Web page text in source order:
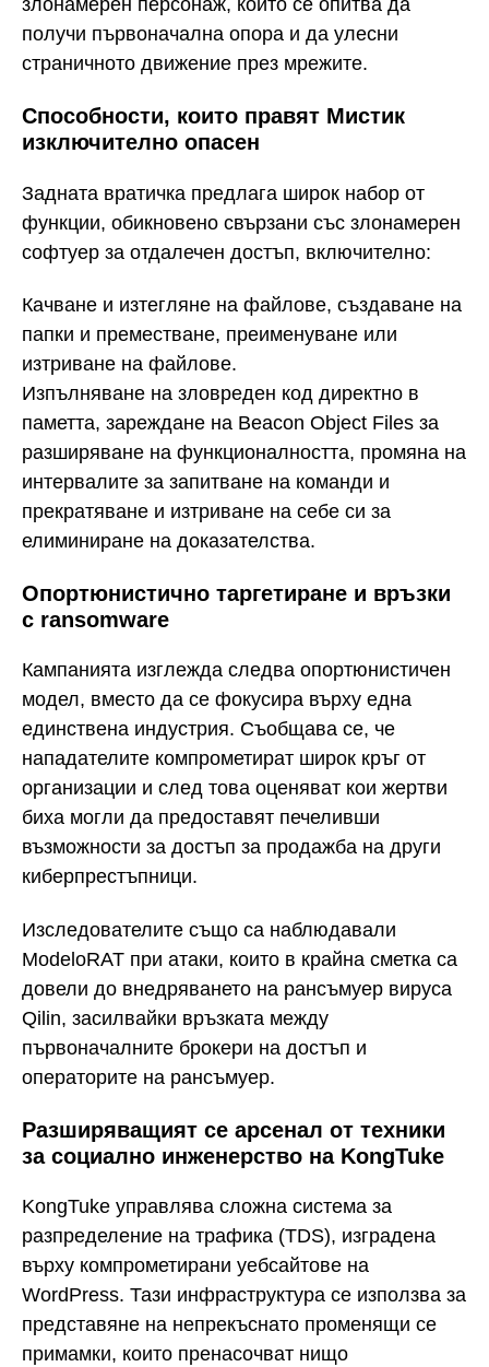
злонамерен персонаж, който се опитва да
получи първоначална опора и да улесни
страничното движение през мрежите.
Способности, които правят Мистик
изключително опасен
Задната вратичка предлага широк набор от
функции, обикновено свързани със злонамерен
софтуер за отдалечен достъп, включително:
Качване и изтегляне на файлове, създаване на
папки и преместване, преименуване или
изтриване на файлове.
Изпълняване на зловреден код директно в
паметта, зареждане на Beacon Object Files за
разширяване на функционалността, промяна на
интервалите за запитване на команди и
прекратяване и изтриване на себе си за
елиминиране на доказателства.
Опортюнистично таргетиране и връзки
с ransomware
Кампанията изглежда следва опортюнистичен
модел, вместо да се фокусира върху една
единствена индустрия. Съобщава се, че
нападателите компрометират широк кръг от
организации и след това оценяват кои жертви
биха могли да предоставят печеливши
възможности за достъп за продажба на други
киберпрестъпници.
Изследователите също са наблюдавали
ModeloRAT при атаки, които в крайна сметка са
довели до внедряването на рансъмуер вируса
Qilin, засилвайки връзката между
първоначалните брокери на достъп и
операторите на рансъмуер.
Разширяващият се арсенал от техники
за социално инженерство на KongTuke
KongTuke управлява сложна система за
разпределение на трафика (TDS), изградена
върху компрометирани уебсайтове на
WordPress. Тази инфраструктура се използва за
представяне на непрекъснато променящи се
примамки, които пренасочват нищо